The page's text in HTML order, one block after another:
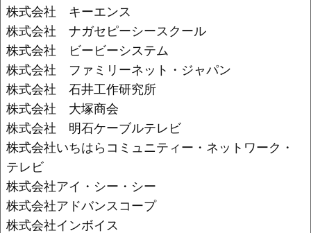
株式会社 キーエンス
株式会社 ナガセピーシースクール
株式会社 ビービーシステム
株式会社 ファミリーネット・ジャパン
株式会社 石井工作研究所
株式会社 大塚商会
株式会社 明石ケーブルテレビ
株式会社いちはらコミュニティー・ネットワーク・
テレビ
株式会社アイ・シー・シー
株式会社アドバンスコープ
株式会社インボイス